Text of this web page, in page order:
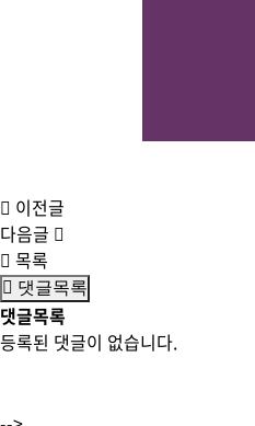
이전글
다음글
목록
댓글목록
댓글목록
등록된 댓글이 없습니다.